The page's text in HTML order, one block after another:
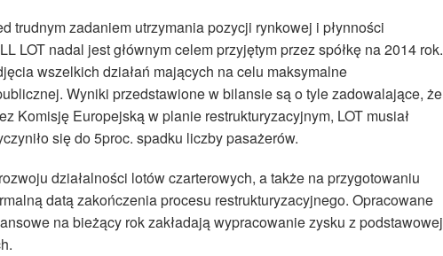
trudnym zadaniem utrzymania pozycji rynkowej i płynności
LOT nadal jest głównym celem przyjętym przez spółkę na 2014 rok.
wszelkich działań mających na celu maksymalne
Wyniki przedstawione w bilansie są o tyle zadowalające, że
Komisję Europejską w planie restrukturyzacyjnym, LOT musiał
się do 5proc. spadku liczby pasażerów.
działalności lotów czarterowych, a także na przygotowaniu
datą zakończenia procesu restrukturyzacyjnego. Opracowane
na bieżący rok zakładają wypracowanie zysku z podstawowej